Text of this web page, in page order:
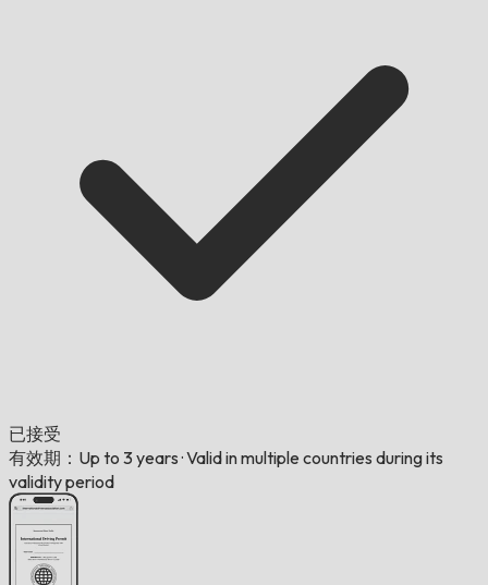
已接受
有效期：Up to 3 years ·Valid in multiple countries during its
validity period